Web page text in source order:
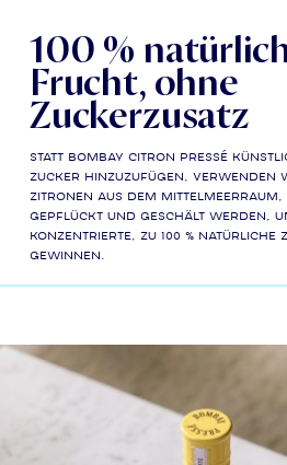
100 %
Frucht, ohne
Zuckerzusatz
Statt Bombay Citron Pressé
Zucker hinzuzufügen, verwenden
Zitronen aus dem Mittelmeerraum,
gepflückt und geschält werden,
konzentrierte, zu 100 % natürliche
gewinnen.